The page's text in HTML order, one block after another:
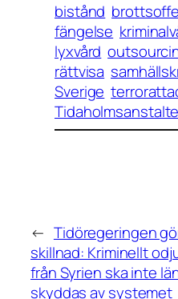
bistånd
fängelse
lyxvård
rättvisa
Sverige
← Tidöregeringen
skillnad: Kriminellt
från Syrien ska inte
skyddas av systemet